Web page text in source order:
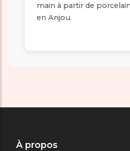
main à partir de
en Anjou.
À propos